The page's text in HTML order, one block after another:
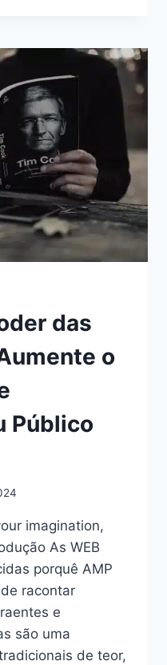
das
o
Público
imagination,
As WEB
porquê AMP
racontar
e
são uma
de teor,